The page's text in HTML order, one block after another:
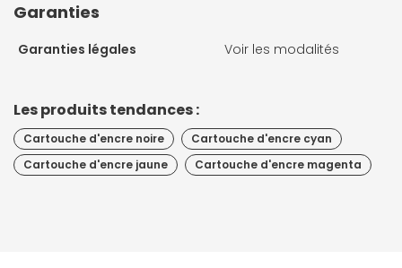
Garanties
Garanties légales Voir les modalités
Les produits tendances :
Cartouche d'encre noire
Cartouche d'encre cyan
Cartouche d'encre jaune
Cartouche d'encre magenta